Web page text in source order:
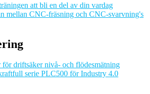
att bli en del av din vardag
mellan CNC-fräsning och CNC-svarvning's
för driftsäker nivå- och flödesmätning
serie PLC500 för Industry 4.0